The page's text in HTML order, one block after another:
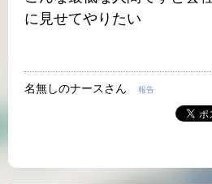
に見せてやりたい
名無しのナースさん 報告